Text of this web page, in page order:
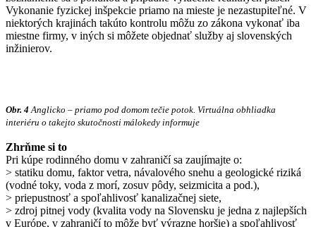
Vykonanie fyzickej inšpekcie priamo na mieste je nezastupiteľné. V
niektorých krajinách takúto kontrolu môžu zo zákona vykonať iba
miestne firmy, v iných si môžete objednať služby aj slovenských
inžinierov.
Obr. 4 Anglicko – priamo pod domom tečie potok. Virtuálna obhliadka
interiéru o takejto skutočnosti málokedy informuje
Zhrňme si to
Pri kúpe rodinného domu v zahraničí sa zaujímajte o:
> statiku domu, faktor vetra, návalového snehu a geologické riziká
(vodné toky, voda z morí, zosuv pôdy, seizmicita a pod.),
> priepustnosť a spoľahlivosť kanalizačnej siete,
> zdroj pitnej vody (kvalita vody na Slovensku je jedna z najlepších
v Európe, v zahraničí to môže byť výrazne horšie) a spoľahlivosť